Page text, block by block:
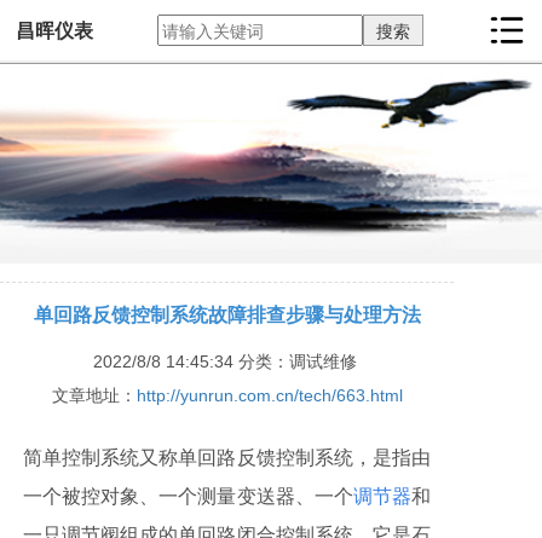
昌晖仪表
单回路反馈控制系统故障排查步骤与处理方法
2022/8/8 14:45:34分类：调试维修
文章地址： http://yunrun.com.cn/tech/663.html
简单控制系统又称单回路反馈控制系统，是指由
一个被控对象、一个测量变送器、一个调节器和